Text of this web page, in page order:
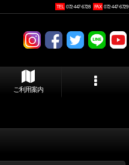
TEL 072-447-6728 FAX 072-447-6729
ご利用案内